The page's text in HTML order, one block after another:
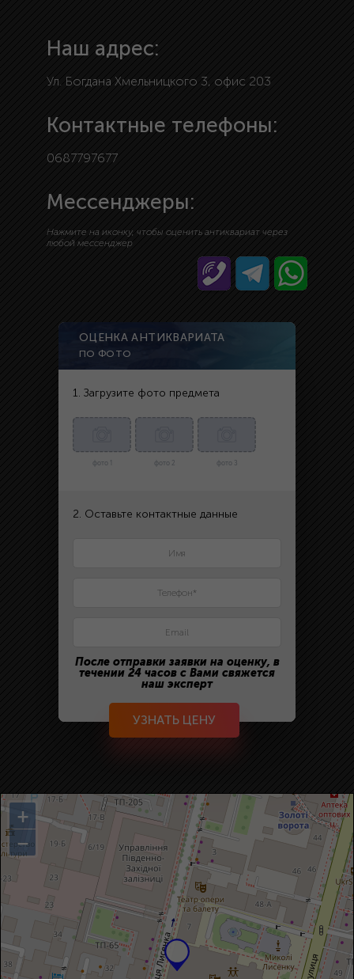
Наш адрес:
Ул. Богдана Хмельницкого 3, офис 203
Контактные телефоны:
0687797677
Мессенджеры:
Нажмите на иконку, чтобы оценить антиквариат через
любой мессенджер
ОЦЕНКА АНТИКВАРИАТА
ПО ФОТО
1. Загрузите фото предмета
фото 1 фото 2 фото 3
2. Оставьте контактные данные
После отправки заявки на оценку, в
течении 24 часов с Вами свяжется
наш эксперт
УЗНАТЬ ЦЕНУ
+
−